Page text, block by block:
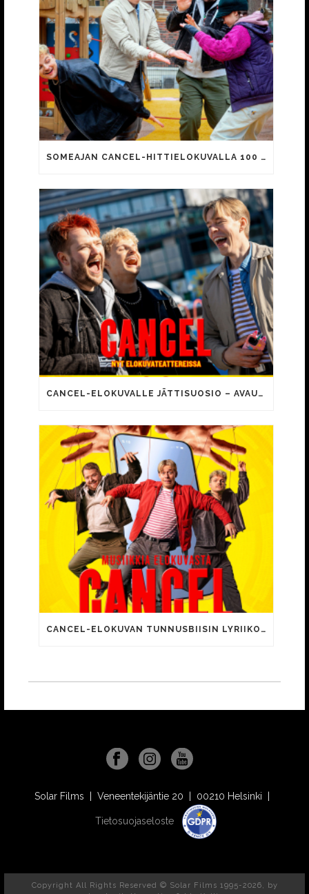
SOMEAJAN CANCEL-HITTIELOKUVALLA 100 000 KATSOJAA!
CANCEL-ELOKUVALLE JÄTTISUOSIO – AVAUSPÄIVÄNÄ JO 15 492 KATSOJAA!
CANCEL-ELOKUVAN TUNNUSBIISIN LYRIIKOISSA TUTTUJA MEEMIHOKEMIA YOUTUBE-VIDEOILTA!
Solar Films | Veneentekijäntie 20 | 00210 Helsinki |
Tietosuojaseloste
Copyright All Rights Reserved © Solar Films 1995-2026, by